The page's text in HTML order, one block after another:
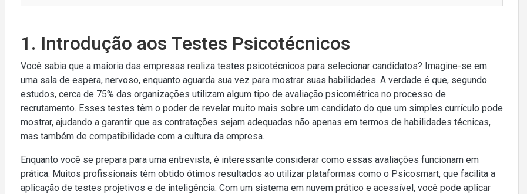
1. Introdução aos Testes Psicotécnicos
Você sabia que a maioria das empresas realiza testes psicotécnicos para selecionar candidatos? Imagine-se em
uma sala de espera, nervoso, enquanto aguarda sua vez para mostrar suas habilidades. A verdade é que, segundo
estudos, cerca de 75% das organizações utilizam algum tipo de avaliação psicométrica no processo de
recrutamento. Esses testes têm o poder de revelar muito mais sobre um candidato do que um simples currículo pode
mostrar, ajudando a garantir que as contratações sejam adequadas não apenas em termos de habilidades técnicas,
mas também de compatibilidade com a cultura da empresa.
Enquanto você se prepara para uma entrevista, é interessante considerar como essas avaliações funcionam em
prática. Muitos profissionais têm obtido ótimos resultados ao utilizar plataformas como o Psicosmart, que facilita a
aplicação de testes projetivos e de inteligência. Com um sistema em nuvem prático e acessível, você pode aplicar